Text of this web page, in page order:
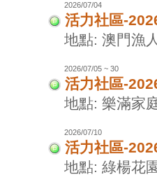
2026/07/04
活力社區-
地點: 澳門漁
2026/07/05 ~ 30
活力社區-
地點: 樂滿家
2026/07/10
活力社區-
地點: 綠楊花